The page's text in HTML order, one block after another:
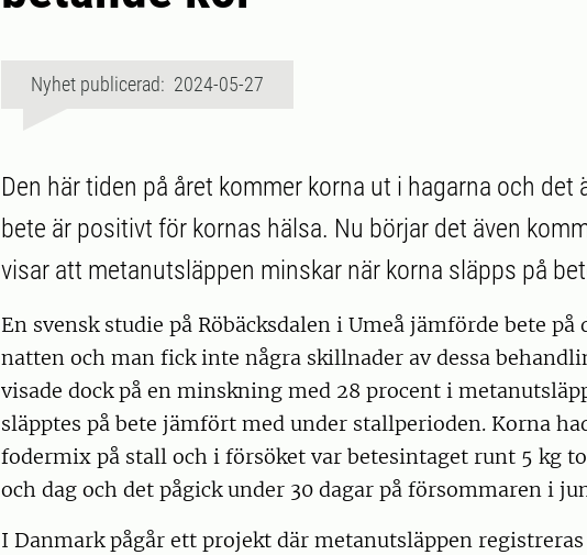
Nyhet publicerad: 2024-05-27
Den här tiden på året kommer korna ut i hagarna och det
bete är positivt för kornas hälsa. Nu börjar det även
visar att metanutsläppen minskar när korna släpps på
En svensk studie på Röbäcksdalen i Umeå jämförde bete på
natten och man fick inte några skillnader av dessa
visade dock på en minskning med 28 procent i
släpptes på bete jämfört med under stallperioden. Korna
fodermix på stall och i försöket var betesintaget runt 5 kg
och dag och det pågick under 30 dagar på försommaren i
I Danmark pågår ett projekt där metanutsläppen